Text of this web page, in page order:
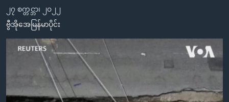
ပင်မ
အကြောင်းအရာ
ကျော်
တရုတ်
အစ္စရေး-ပါလက်စတိုင်း
ရပ်ဝန်းတခု လမ်းတခု အလွန်
အင်္ဂလိပ်စာလေ့လာမယ်
အမေရိကန်သုံးအီဒီယံ
မကြေးမုံရဲ့ အင်္ဂလိပ်စာ
ရုပ်ရှင်ထဲက အင်္ဂလိပ်စာ
အပတ်စဉ်ကဏ္ဍများ
ရေဒီယိုနှင့်ရုပ်သံ အချက်အလက်များ
ရေဒီယို/တီဗွီအစီအစဉ်
၂၇ စက္တင္ဘာ၊ ၂၀၂၂
ဗွီအိုအေမြန်မာပိုင်း